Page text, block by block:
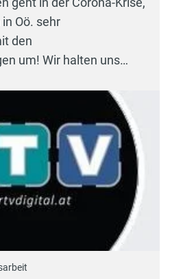
Oö. sehr
den
um! Wir halten uns…